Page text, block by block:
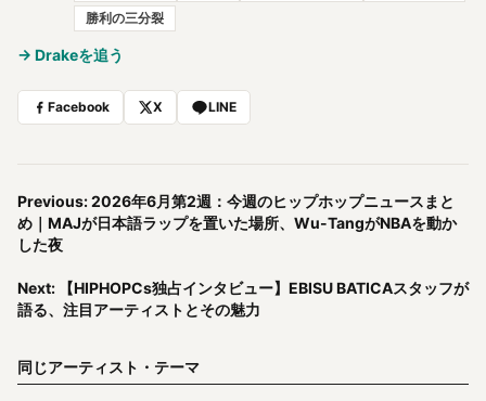
勝利の三分裂
→ Drakeを追う
Facebook X LINE
Previous: 2026年6月第2週：今週のヒップホップニュースまと
め｜MAJが日本語ラップを置いた場所、Wu-TangがNBAを動か
した夜
Next: 【HIPHOPCs独占インタビュー】EBISU BATICAスタッフが
語る、注目アーティストとその魅力
同じアーティスト・テーマ